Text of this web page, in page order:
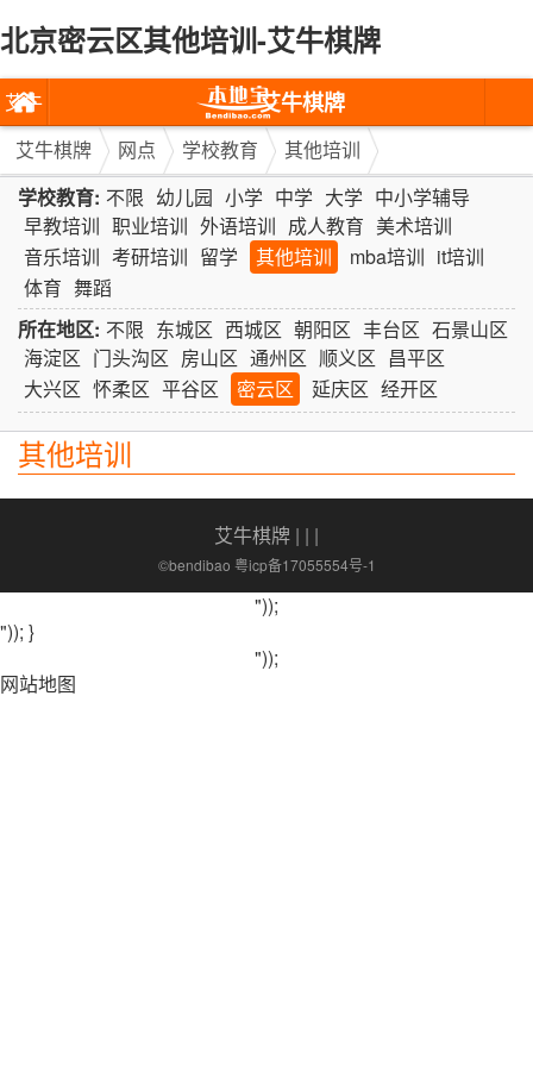
北京密云区其他培训-艾牛棋牌
艾牛
棋牌
艾牛棋牌
艾牛棋牌 网点 学校教育
其他培训
学校教育: 不限 幼儿园 小学 中学 大学 中小学辅导
早教培训 职业培训 外语培训 成人教育 美术培训
音乐培训 考研培训 留学 其他培训 mba培训 it培训
体育 舞蹈
所在地区: 不限 东城区 西城区 朝阳区 丰台区 石景山区
海淀区 门头沟区 房山区 通州区 顺义区 昌平区
大兴区 怀柔区 平谷区 密云区 延庆区 经开区
其他培训
艾牛棋牌 | | |
©bendibao 粤icp备17055554号-1
"));
")); }
"));
网站地图